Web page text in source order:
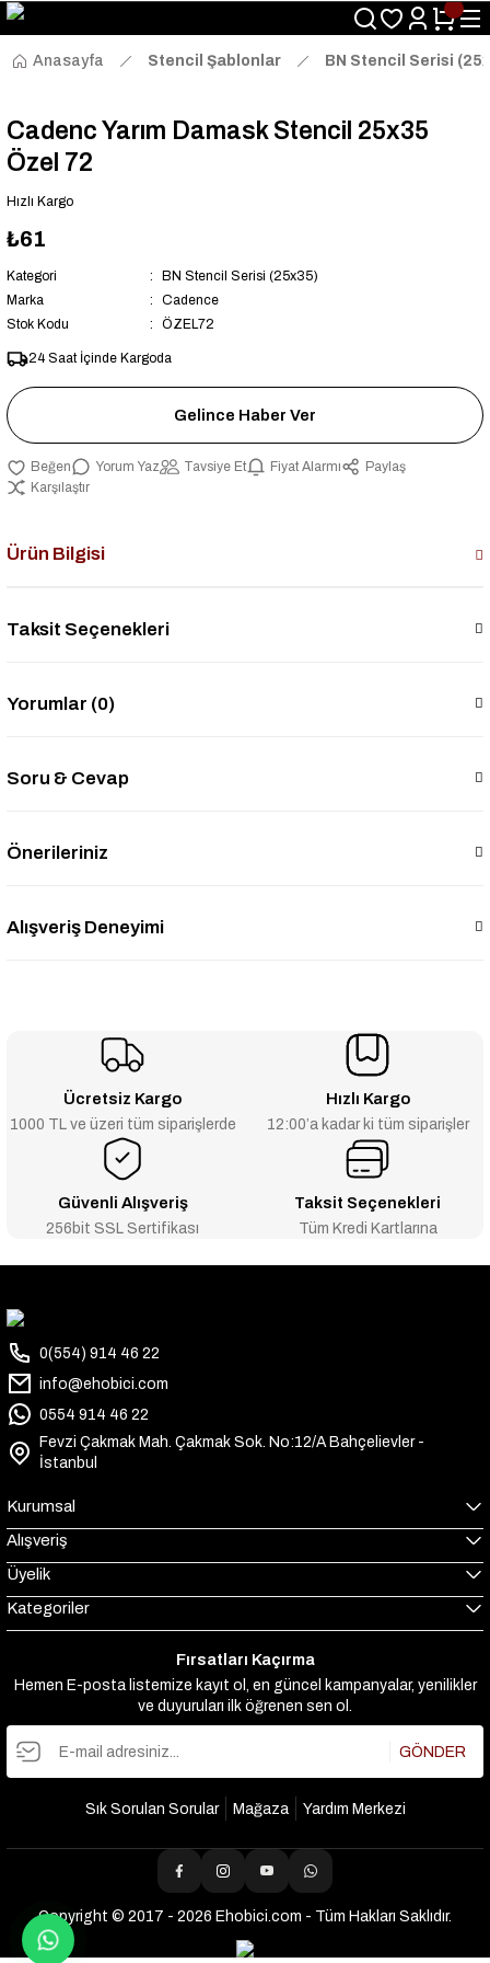
Size Özel "HG10" Kodu ile Sepette Hemen %10 İndirim Fırsatını
Kaçırmayın!
Anasayfa
Stencil Şablonlar BN Stencil Serisi
Cadenc Yarım Damask Stencil 25x35
Özel 72
Hızlı Kargo
₺61
Kategori
BN Stencil Serisi (25x35)
Marka
Cadence
Stok Kodu
ÖZEL72
24 Saat İçinde Kargoda
Gelince Haber Ver
Yorum Yaz Tavsiye Et Fiyat Alarmı
Paylaş
Karşılaştır
Ürün Bilgisi
Taksit Seçenekleri
Yorumlar (0)
Soru & Cevap
Önerileriniz
Alışveriş Deneyimi
Ücretsiz Kargo
1000 TL ve üzeri tüm siparişlerde
Hızlı Kargo
12:00’a kadar ki tüm siparişler
Güvenli Alışveriş
256bit SSL Sertifikası
Taksit Seçenekleri
Tüm Kredi Kartlarına
0(554) 914 46 22
info@ehobici.com
0554 914 46 22
Fevzi Çakmak Mah. Çakmak Sok. No:12/A Bahçelievler -
İstanbul
Kurumsal
Alışveriş
Üyelik
Kategoriler
Fırsatları Kaçırma
Hemen E-posta listemize kayıt ol, en güncel kampanyalar, yenilikler
ve duyuruları ilk öğrenen sen ol.
GÖNDER
Sık Sorulan Sorular Mağaza Yardım Merkezi
Copyright © 2017 - 2026 Ehobici.com - Tüm Hakları Saklıdır.